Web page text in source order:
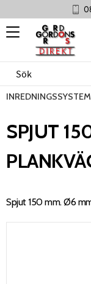
Meny
08-
INREDNINGSSYSTEM
SPJUT
Spjut 150 mm. Ø6